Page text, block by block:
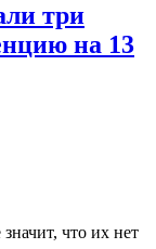
три
на 13
что их нет